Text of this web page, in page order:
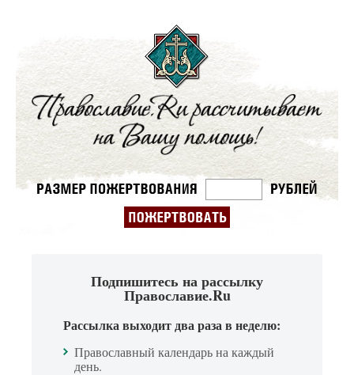
Подпишитесь на рассылку
Православие.Ru
Рассылка выходит два раза в неделю:
Православный календарь на каждый
день.